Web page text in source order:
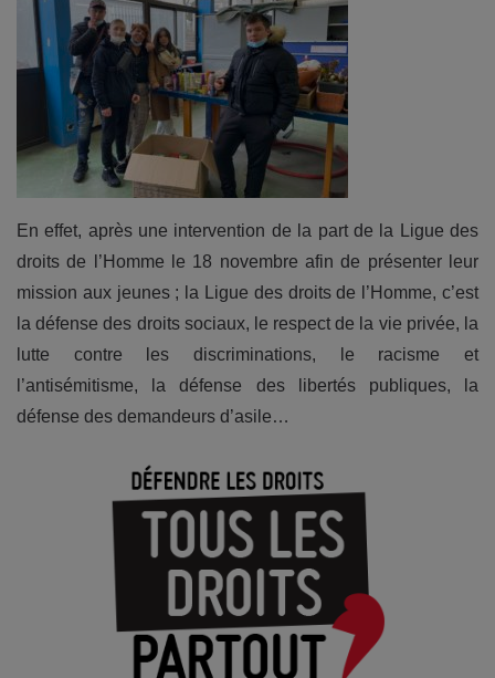
En effet, après une intervention de la part de la Ligue des
droits de l’Homme le 18 novembre afin de présenter leur
mission aux jeunes ; la Ligue des droits de l’Homme, c’est
la défense des droits sociaux, le respect de la vie privée, la
lutte contre les discriminations, le racisme et
l’antisémitisme, la défense des libertés publiques, la
défense des demandeurs d’asile…